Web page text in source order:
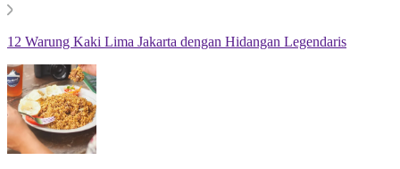
12 Warung Kaki Lima Jakarta dengan Hidangan Legendaris